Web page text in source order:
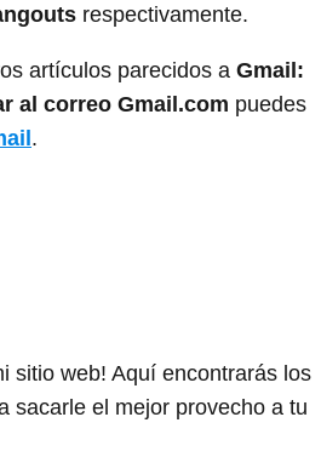
respectivamente.
artículos parecidos a Gmail:
al correo Gmail.com puedes
.
sitio web! Aquí encontrarás los
sacarle el mejor provecho a tu